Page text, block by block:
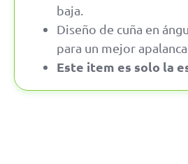
baja.
Diseño de cuña en
para un mejor
Este item es solo la